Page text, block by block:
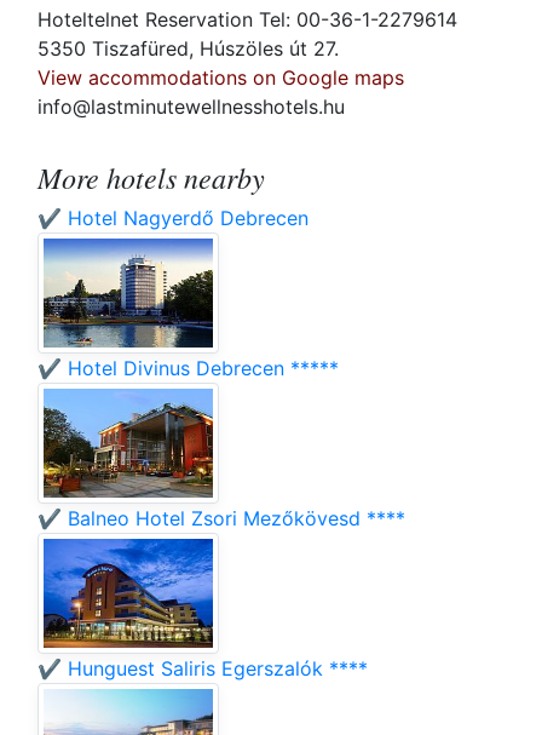
Hoteltelnet Reservation Tel: 00-36-1-2279614
5350 Tiszafüred, Húszöles út 27.
View accommodations on Google maps
info@lastminutewellnesshotels.hu
More hotels nearby
✔️ Hotel Nagyerdő Debrecen
✔️ Hotel Divinus Debrecen *****
✔️ Balneo Hotel Zsori Mezőkövesd ****
✔️ Hunguest Saliris Egerszalók ****